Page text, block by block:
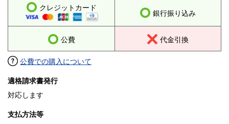
クレジットカード
銀行振り込み
公費 代金引換
公費での購入について
適格請求書発行
対応します
支払方法等